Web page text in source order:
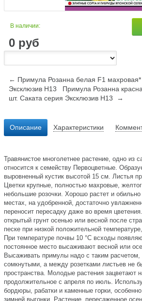
В наличии:
0 руб
← Примула Розанна белая F1 махровая*
Эксклюзив Н13
Примула Розанна
шт. Саката серия Эксклюзив Н13 →
Описание Характеристики
Травянистое многолетнее растение, одно из
относится к семейству Первоцветные.
выровненный кустик высотой 15 см. Листья
Цветки крупные, полностью махровые,
небольшие розочки. Хорошо растет и обильно
местах, на удобренной, достаточно
переносит пересадку даже во время
открытый грунт осенью или весной после
песке при низкой положительной
При температуре почвы 10 °С всходы
постоянное место высаживают весной или
Высаживать примулы надо с таким
сомкнутыми, а между розетками листьев не
пространства. Молодые растения зацветают
продолжительное с апреля по июль.
бордюры, рабатки и каменные горки,
зимней выгонки. Растение, пересаженное